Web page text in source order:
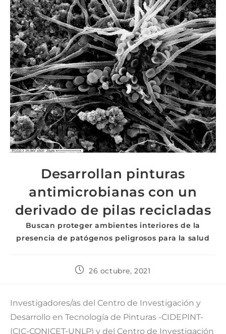
Desarrollan pinturas
antimicrobianas con un
derivado de pilas recicladas
Buscan proteger ambientes interiores de la
presencia de patógenos peligrosos para la salud
26 octubre, 2021
Investigadores/as del Centro de Investigación y
Desarrollo en Tecnología de Pinturas -CIDEPINT-
(CIC-CONICET-UNLP) y del Centro de Investigación